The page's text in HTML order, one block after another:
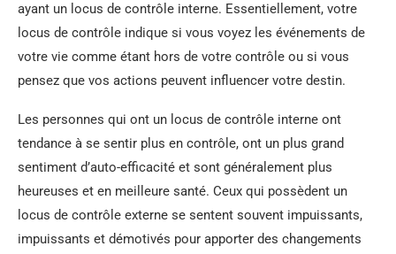
ayant un locus de contrôle interne. Essentiellement, votre
locus de contrôle indique si vous voyez les événements de
votre vie comme étant hors de votre contrôle ou si vous
pensez que vos actions peuvent influencer votre destin.
Les personnes qui ont un locus de contrôle interne ont
tendance à se sentir plus en contrôle, ont un plus grand
sentiment d’auto-efficacité et sont généralement plus
heureuses et en meilleure santé. Ceux qui possèdent un
locus de contrôle externe se sentent souvent impuissants,
impuissants et démotivés pour apporter des changements